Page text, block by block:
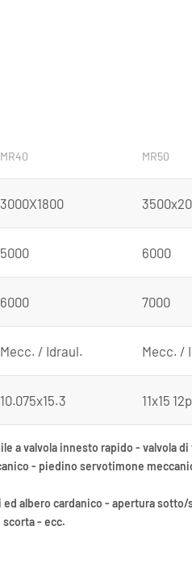
MR40 MR50
3000X1800
5000 6000
6000 7000
Mecc. / Idraul. Mecc. /
10.075x15.3 11x15
a valvola innesto rapido - valvola
- piedino servotimone
ed albero cardanico - apertura
- ecc.